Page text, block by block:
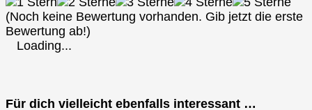
(Noch keine Bewertung vorhanden. Gib jetzt die erste
Bewertung ab!)
Loading...
Für dich vielleicht ebenfalls interessant …